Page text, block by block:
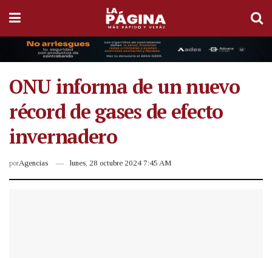
ONU informa de un nuevo
récord de gases de efecto
invernadero
porAgencias lunes, 28 octubre 2024 7:45 AM